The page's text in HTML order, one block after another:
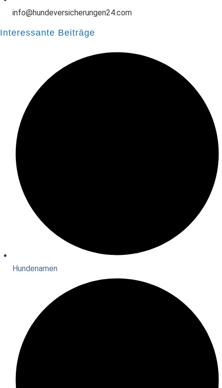
info@hundeversicherungen24.com
Interessante Beiträge
Hundenamen